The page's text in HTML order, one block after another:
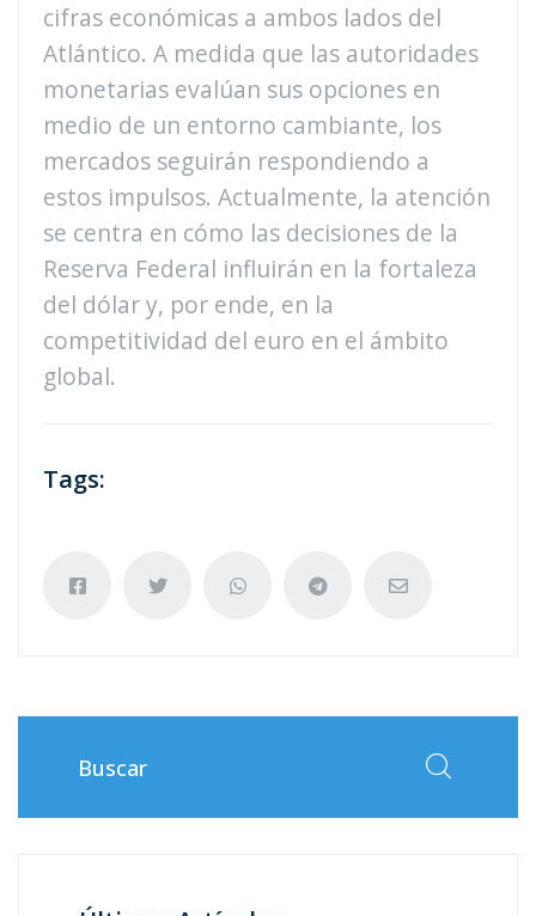
cifras económicas a ambos lados del
Atlántico. A medida que las autoridades
monetarias evalúan sus opciones en
medio de un entorno cambiante, los
mercados seguirán respondiendo a
estos impulsos. Actualmente, la atención
se centra en cómo las decisiones de la
Reserva Federal influirán en la fortaleza
del dólar y, por ende, en la
competitividad del euro en el ámbito
global.
Tags: